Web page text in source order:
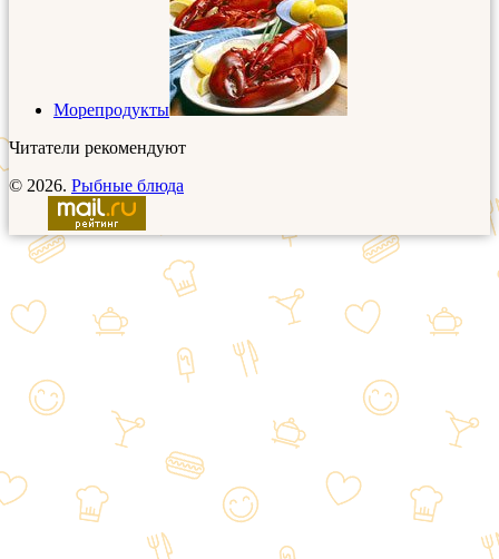
Морепродукты
Читатели рекомендуют
© 2026. Рыбные блюда